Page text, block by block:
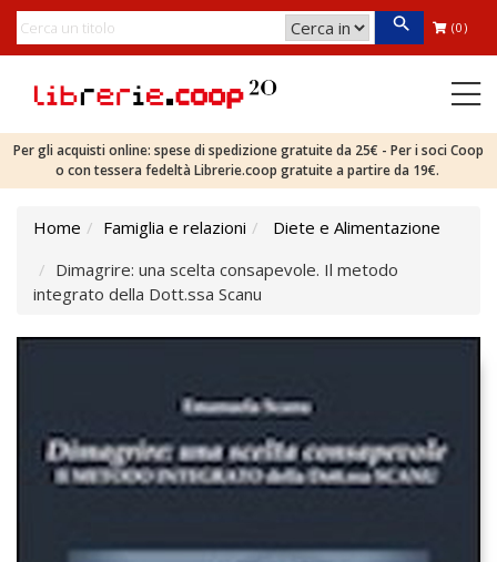
(0)
Per gli acquisti online: spese di spedizione gratuite da 25€ - Per i soci Coop
o con tessera fedeltà Librerie.coop gratuite a partire da 19€.
Home Famiglia e relazioni
Diete e Alimentazione
Dimagrire: una scelta consapevole. Il metodo
integrato della Dott.ssa Scanu